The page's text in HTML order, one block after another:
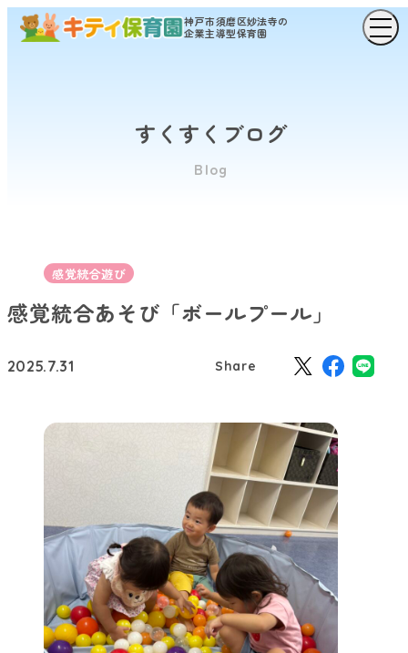
神戸市須磨区妙法寺の
企業主導型保育園
すくすくブログ
Blog
感覚統合遊び
感覚統合あそび「ボールプール」
2025.7.31 Share